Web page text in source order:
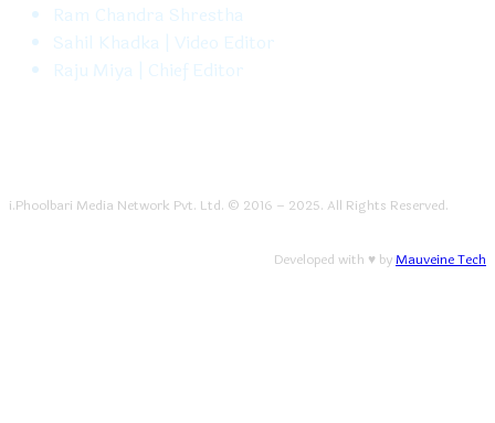
Ram Chandra Shrestha
Sahil Khadka | Video Editor
Raju Miya | Chief Editor
i.Phoolbari Media Network Pvt. Ltd. © 2016 – 2025. All Rights Reserved.
Developed with ♥ byMauveine Tech